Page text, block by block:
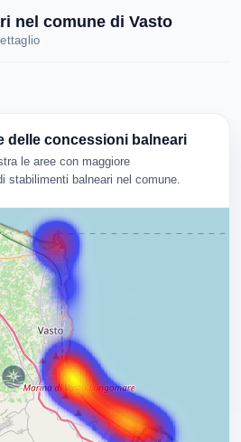
nel comune di Vasto
delle concessioni balneari
le aree con maggiore
stabilimenti balneari nel comune.